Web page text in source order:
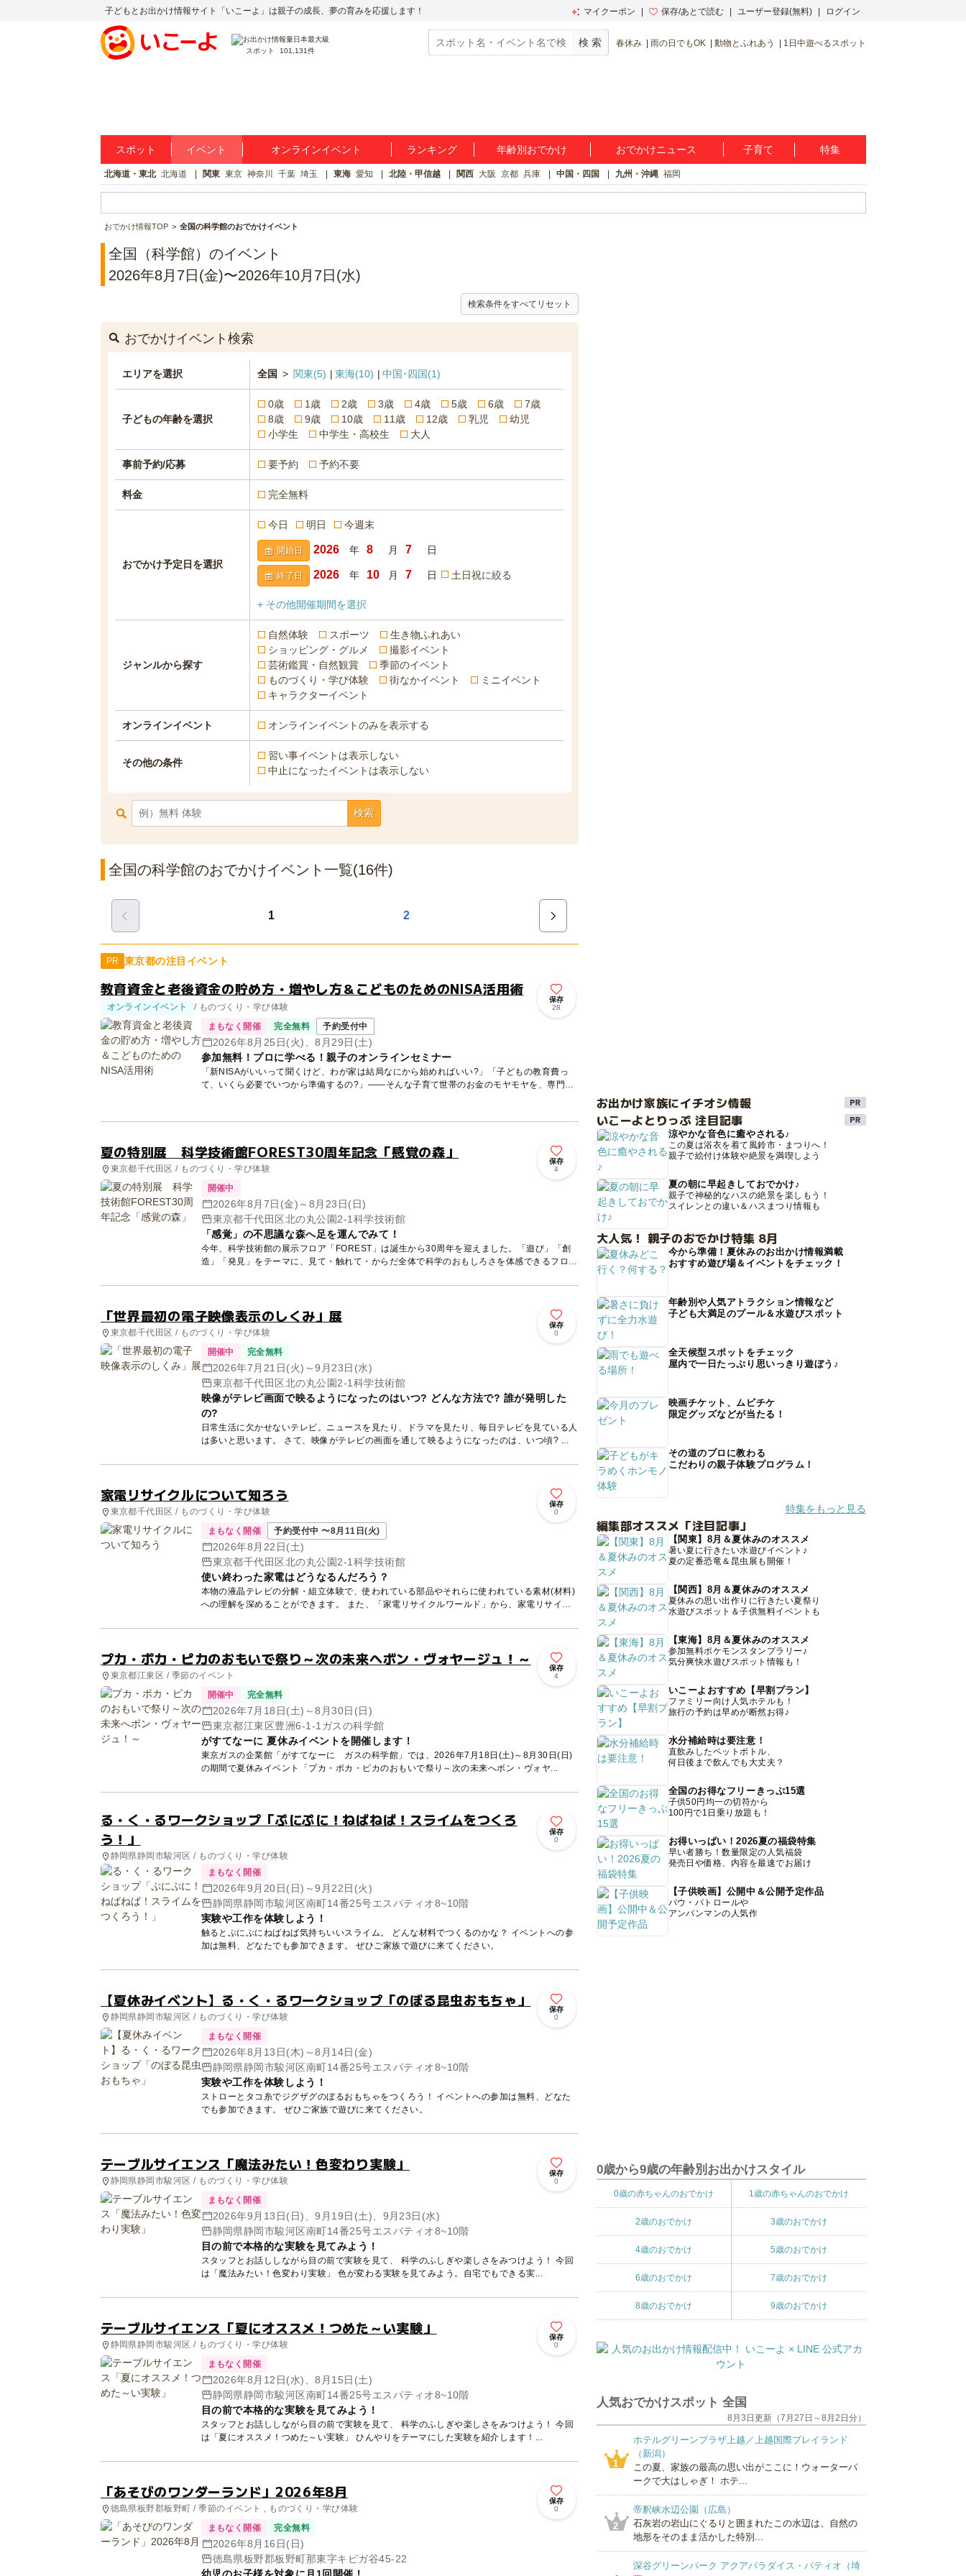
子どもとお出かけ情報サイト「いこーよ」は親子の成長、夢の育みを応援します！ マイクーポン 保存/あとで読む ユーザー登録(無料) ログイン
スポット 101,131件
春休み 雨の日でもOK 動物とふれあう 1日中遊べるスポット
スポット イベント オンラインイベント ランキング 年齢別おでかけ おでかけニュース 子育て 特集
北海道・東北 北海道 関東 東京 神奈川 千葉 埼玉 東海 愛知 北陸・甲信越 関西 大阪 京都 兵庫 中国・四国 九州・沖縄 福岡
おでかけ情報TOP 全国の科学館のおでかけイベント
全国（科学館）のイベント
2026年8月7日(金)〜2026年10月7日(水)
検索条件をすべてリセット
おでかけイベント検索
エリアを選択 全国 > 関東(5) 東海(10) 中国･四国(1)
子どもの年齢を選択
0歳 1歳 2歳 3歳 4歳 5歳 6歳
7歳
8歳
9歳 10歳 11歳 12歳 乳児
幼児
小学生
中学生・高校生 大人
事前予約/応募 要予約 予約不要
料金 完全無料
おでかけ予定日を選択
今日 明日 今週末
開始日 年 月 日
終了日 年 月 日 土日祝に絞る
+ その他開催期間を選択
ジャンルから探す
自然体験 スポーツ
生き物ふれあい
ショッピング・グルメ
撮影イベント
芸術鑑賞・自然観賞
季節のイベント
ものづくり・学び体験
街なかイベント
ミニイベント
キャラクターイベント
オンラインイベント オンラインイベントのみを表示する
その他の条件
習い事イベントは表示しない
中止になったイベントは表示しない
検索
全国の科学館のおでかけイベント一覧(16件)
1 2
PR 東京都の注目イベント
教育資金と老後資金の貯め方・増やし方＆こどものためのNISA活用術
オンラインイベント / ものづくり・学び体験
保存
28
まもなく開催 完全無料 予約受付中
2026年8月25日(火)、8月29日(土)
参加無料！プロに学べる！親子のオンラインセミナー
「新NISAがいいって聞くけど、わが家は結局なにから始めればいい?」「子どもの教育費っ
て、いくら必要でいつから準備するの?」——そんな子育て世帯のお金のモヤモヤを、専門の
夏の特別展 科学技術館FOREST30周年記念「感覚の森」
東京都千代田区 / ものづくり・学び体験
保存
4
開催中
2026年8月7日(金)～8月23日(日)
東京都千代田区北の丸公園2-1科学技術館
「感覚」の不思議な森へ足を運んでみて！
今年、科学技術館の展示フロア「FOREST」は誕生から30周年を迎えました。「遊び」「創
造」「発見」をテーマに、見て・触れて・からだ全体で科学のおもしろさを体感できるフロア
「世界最初の電子映像表示のしくみ」展
東京都千代田区 / ものづくり・学び体験
保存
0
開催中 完全無料
2026年7月21日(火)～9月23日(水)
東京都千代田区北の丸公園2-1科学技術館
映像がテレビ画面で映るようになったのはいつ? どんな方法で? 誰が発明した
の?
日常生活に欠かせないテレビ。ニュースを見たり、ドラマを見たり、毎日テレビを見ている人
は多いと思います。 さて、映像がテレビの画面を通して映るようになったのは、いつ頃? ...
家電リサイクルについて知ろう
東京都千代田区 / ものづくり・学び体験
保存
0
まもなく開催 予約受付中 〜8月11日(火)
2026年8月22日(土)
東京都千代田区北の丸公園2-1科学技術館
使い終わった家電はどうなるんだろう？
本物の液晶テレビの分解・組立体験で、使われている部品やそれらに使われている素材(材料)
への理解を深めることができます。 また、「家電リサイクルワールド」から、家電リサイク
プカ・ポカ・ピカのおもいで祭り～次の未来へボン・ヴォヤージュ！～
東京都江東区 / 季節のイベント
保存
4
開催中 完全無料
2026年7月18日(土)～8月30日(日)
東京都江東区豊洲6-1-1ガスの科学館
がすてなーに 夏休みイベントを開催します！
東京ガスの企業館「がすてなーに ガスの科学館」では、2026年7月18日(土)～8月30日(日)
の期間で夏休みイベント「プカ・ポカ・ピカのおもいで祭り～次の未来へボン・ヴォヤ...
る・く・るワークショップ「ぷにぷに！ねばねば！スライムをつくろ
う！」
静岡県静岡市駿河区 / ものづくり・学び体験
保存
0
まもなく開催
2026年9月20日(日)～9月22日(火)
静岡県静岡市駿河区南町14番25号エスパティオ8~10階
実験や工作を体験しよう！
触るとぷにぷにねばねば気持ちいいスライム。 どんな材料でつくるのかな？ イベントへの参
加は無料、どなたでも参加できます。 ぜひご家族で遊びに来てください。
【夏休みイベント】る・く・るワークショップ「のぼる昆虫おもちゃ」
静岡県静岡市駿河区 / ものづくり・学び体験
保存
0
まもなく開催
2026年8月13日(木)～8月14日(金)
静岡県静岡市駿河区南町14番25号エスパティオ8~10階
実験や工作を体験しよう！
ストローとタコ糸でジグザグのぼるおもちゃをつくろう！ イベントへの参加は無料、どなた
でも参加できます。 ぜひご家族で遊びに来てください。
テーブルサイエンス「魔法みたい！色変わり実験」
静岡県静岡市駿河区 / ものづくり・学び体験
保存
0
まもなく開催
2026年9月13日(日)、9月19日(土)、9月23日(水)
静岡県静岡市駿河区南町14番25号エスパティオ8~10階
目の前で本格的な実験を見てみよう！
スタッフとお話ししながら目の前で実験を見て、 科学のふしぎや楽しさをみつけよう！ 今回
は「魔法みたい！色変わり実験」 色が変わる実験を見てみよう。自宅でもできる実...
テーブルサイエンス「夏にオススメ！つめた～い実験」
静岡県静岡市駿河区 / ものづくり・学び体験
保存
0
まもなく開催
2026年8月12日(水)、8月15日(土)
静岡県静岡市駿河区南町14番25号エスパティオ8~10階
目の前で本格的な実験を見てみよう！
スタッフとお話ししながら目の前で実験を見て、 科学のふしぎや楽しさをみつけよう！ 今回
は「夏にオススメ！つめた～い実験」 ひんやりをテーマにした実験を紹介します！...
「あそびのワンダーランド」2026年8月
徳島県板野郡板野町 / 季節のイベント , ものづくり・学び体験
保存
0
まもなく開催 完全無料
2026年8月16日(日)
徳島県板野郡板野町那東字キビガ谷45-22
お出かけ家族にイチオシ情報
いこーよとりっぷ 注目記事
涼やかな音色に癒やされる♪
この夏は浴衣を着て風鈴市・まつりへ！
親子で絵付け体験や絶景を満喫しよう
夏の朝に早起きしておでかけ♪
親子で神秘的なハスの絶景を楽しもう！
スイレンとの違い＆ハスまつり情報も
大人気！ 親子のおでかけ特集 8月
今から準備！夏休みのお出かけ情報満載
おすすめ遊び場＆イベントをチェック！
年齢別や人気アトラクション情報など
子ども大満足のプール＆水遊びスポット
全天候型スポットをチェック
屋内で一日たっぷり思いっきり遊ぼう♪
映画チケット、ムビチケ
限定グッズなどが当たる！
その道のプロに教わる
こだわりの親子体験プログラム！
特集をもっと見る
編集部オススメ「注目記事」
【関東】8月＆夏休みのオススメ
暑い夏に行きたい水遊びイベント♪
夏の定番恐竜＆昆虫展も開催！
【関西】8月＆夏休みのオススメ
夏休みの思い出作りに行きたい夏祭り
水遊びスポット＆子供無料イベントも
【東海】8月＆夏休みのオススメ
参加無料ポケモンスタンプラリー♪
気分爽快水遊びスポット情報も！
いこーよおすすめ【早割プラン】
ファミリー向け人気ホテルも！
旅行の予約は早めが断然お得♪
水分補給時は要注意！
直飲みしたペットボトル、
何日後まで飲んでも大丈夫？
全国のお得なフリーきっぷ15選
子供50円均一の切符から
100円で1日乗り放題も！
お得いっぱい！2026夏の福袋特集
早い者勝ち！数量限定の人気福袋
発売日や価格、内容を最速でお届け
【子供映画】公開中＆公開予定作品
パウ・パトロールや
アンパンマンの人気作
0歳から9歳の年齢別お出かけスタイル
0歳の赤ちゃんのおでかけ 1歳の赤ちゃんのおでかけ
2歳のおでかけ 3歳のおでかけ
4歳のおでかけ 5歳のおでかけ
6歳のおでかけ 7歳のおでかけ
8歳のおでかけ 9歳のおでかけ
人気おでかけスポット 全国
8月3日更新（7月27日～8月2日分）
1
ホテルグリーンプラザ上越／上越国際プレイランド
（新潟）
この夏、家族の最高の思い出がここに！ウォーターパ
ークで大はしゃぎ！ ホテ...
2
帝釈峡水辺公園（広島）
石灰岩の岩山にぐるりと囲まれたこの水辺は、自然の
地形をそのまま活かした特別...
深谷グリーンパーク アクアパラダイス・パティオ（埼